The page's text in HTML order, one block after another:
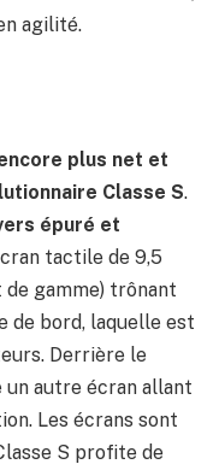
agilité.
plus net et
Classe S.
épuré et
tactile de 9,5
de gamme) trônant
de bord, laquelle est
Derrière le
autre écran allant
Les écrans sont
S profite de